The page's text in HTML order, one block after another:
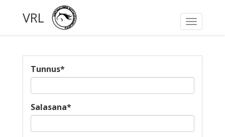
Toggle
VRL
Tunnus*
Salasana*